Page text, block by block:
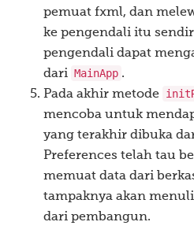
pemuat fxml, dan
ke pengendali itu
pengendali dapat
dari MainApp .
Pada akhir metode
mencoba untuk
yang terakhir dibuka
Preferences telah tau
memuat data dari
tampaknya akan
dari pembangun.